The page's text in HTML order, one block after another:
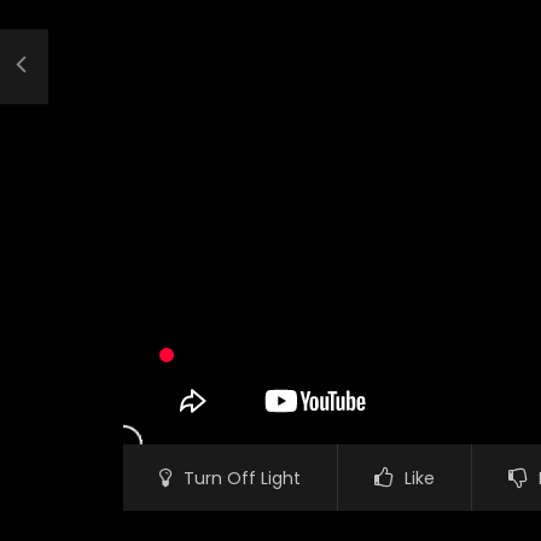
Turn Off Light Like